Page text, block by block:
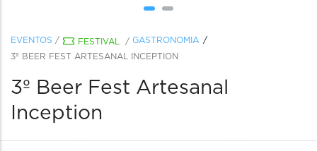
EVENTOS / FESTIVAL / GASTRONOMIA
3º BEER FEST ARTESANAL INCEPTION
3º Beer Fest Artesanal
Inception